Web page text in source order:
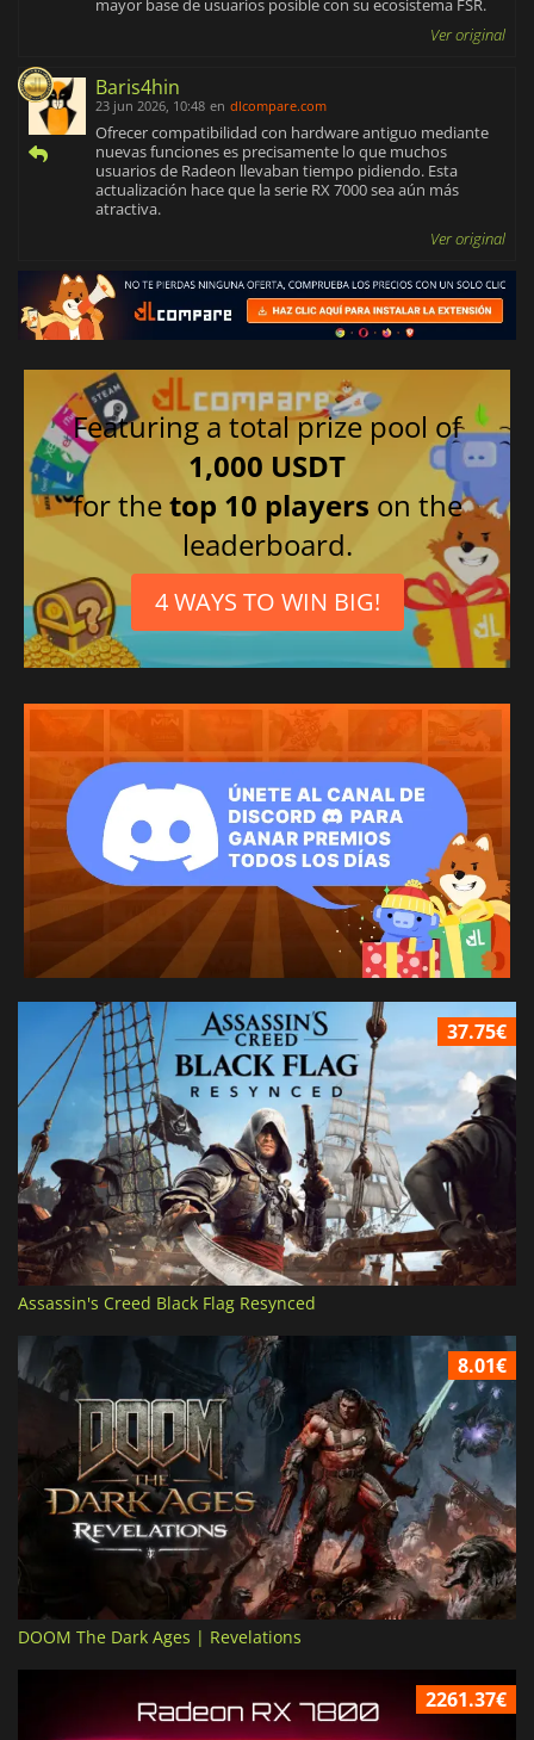
mayor base de usuarios posible con su ecosistema FSR.
Ver original
Baris4hin
23 jun 2026, 10:48 en dlcompare.com
Ofrecer compatibilidad con hardware antiguo mediante
nuevas funciones es precisamente lo que muchos
usuarios de Radeon llevaban tiempo pidiendo. Esta
actualización hace que la serie RX 7000 sea aún más
atractiva.
Ver original
Featuring a total prize pool of
1,000 USDT
for thetop 10 players on the
leaderboard.
4 WAYS TO WIN BIG!
37.75€
Assassin's Creed Black Flag Resynced
8.01€
DOOM The Dark Ages | Revelations
2261.37€